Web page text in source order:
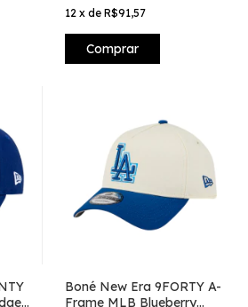
12 x de R$91,57
Comprar
Boné New Era 9FORTY A-
Frame MLB Blueberry